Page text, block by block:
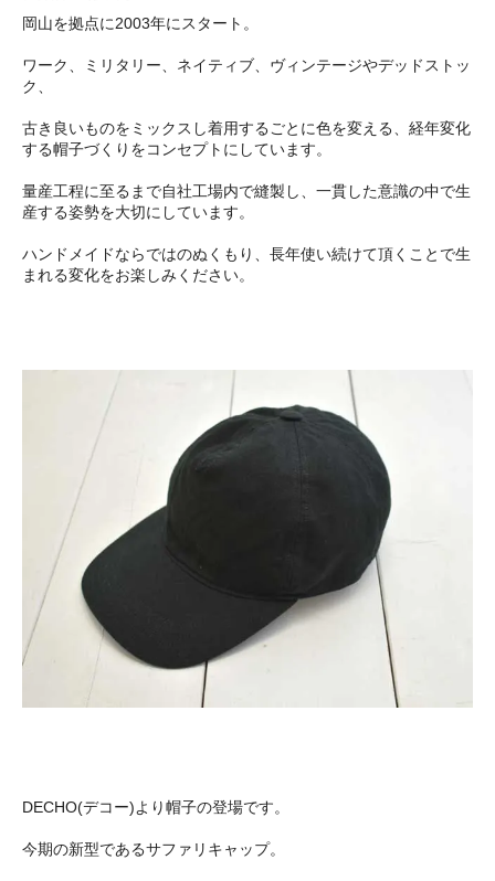
岡山を拠点に2003年にスタート。
ワーク、ミリタリー、ネイティブ、ヴィンテージやデッドストッ
ク、
古き良いものをミックスし着用するごとに色を変える、経年変化
する帽子づくりをコンセプトにしています。
量産工程に至るまで自社工場内で縫製し、一貫した意識の中で生
産する姿勢を大切にしています。
ハンドメイドならではのぬくもり、長年使い続けて頂くことで生
まれる変化をお楽しみください。
DECHO(デコー)より帽子の登場です。
今期の新型であるサファリキャップ。